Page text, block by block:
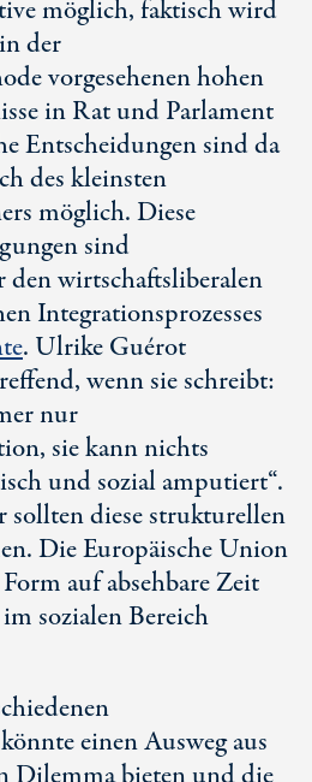
möglich, faktisch wird
der
vorgesehenen hohen
in Rat und Parlament
Entscheidungen sind da
des kleinsten
möglich. Diese
sind
den wirtschaftsliberalen
Integrationsprozesses
. Ulrike Guérot
wenn sie schreibt:
nur
sie kann nichts
und sozial amputiert“.
sollten diese strukturellen
Die Europäische Union
auf absehbare Zeit
sozialen Bereich
einen Ausweg aus